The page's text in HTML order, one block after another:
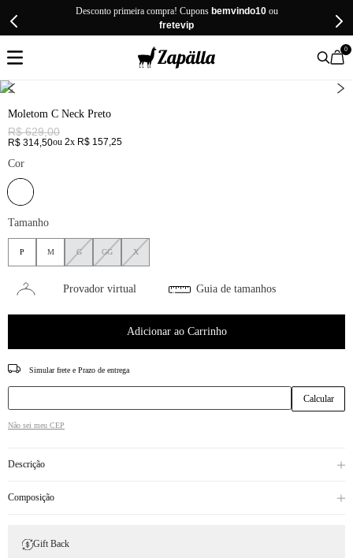
Desconto primeira compra! Cupons bemvindo10ou
fretevip
0
Moletom C Neck Preto
R$ 629,00
R$ 314,50ou 2x R$ 157,25
Cor
Tamanho
P M G GG X
Provador virtual Guia de tamanhos
Adicionar ao Carrinho
CEP
Não sei meu CEP
Descrição
Composição
Gift Back